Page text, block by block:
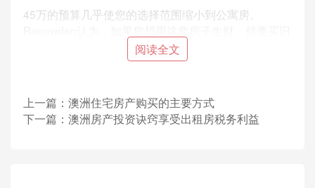
45万的预算几乎使您的选择范围缩小到公寓房。
房。“购买新房，其实是付钱给开发商，并为他们的销
售成本买单。从您住进去的那时起，房子本身就开始
可以自己做装修并获得增值。”
Wakilin建议购买1990年代以前建的近郊公寓，有一或
阅读全文
上一篇： 澳洲住宅房产购买的主要方式
下一篇： 澳洲房产投资诀窍享受出租房税务利益